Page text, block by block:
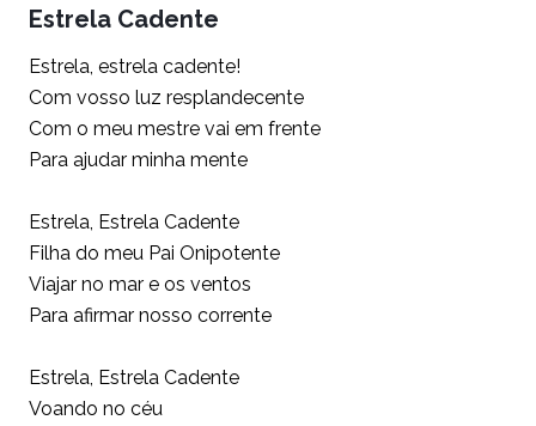
Estrela Cadente
Estrela, estrela cadente!
Com vosso luz resplandecente
Com o meu mestre vai em frente
Para ajudar minha mente
Estrela, Estrela Cadente
Filha do meu Pai Onipotente
Viajar no mar e os ventos
Para afirmar nosso corrente
Estrela, Estrela Cadente
Voando no céu